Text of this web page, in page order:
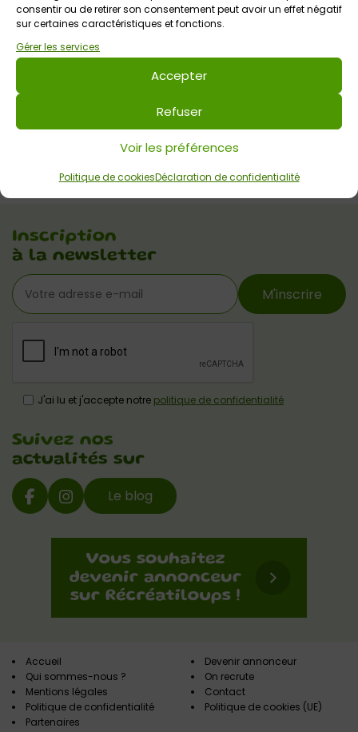
consentir ou de retirer son consentement peut avoir un effet négatif
sur certaines caractéristiques et fonctions.
Gérer les services
Accepter
Refuser
Voir les préférences
Politique de cookiesDéclaration de confidentialité
Inscription
à la newsletter
M'inscrire
J'ai lu et j'accepte notre politique de confidentialité
Suivez nos
actualités sur
Le blog
Accueil
Qui sommes-nous ?
Mentions légales
Politique de confidentialité
Partenaires
Devenir annonceur
On recrute
Contact
Politique de cookies (UE)